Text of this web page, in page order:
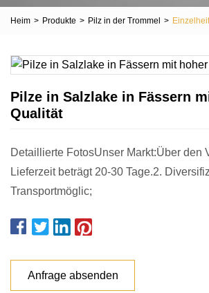
Heim > Produkte > Pilz in der Trommel >
Pilze in Salzlake in Fässern
Qualität
Detaillierte FotosUnser Markt:Über den
Lieferzeit beträgt 20-30 Tage.2. Diversifizierte
Transportmöglic;
Anfrage absenden